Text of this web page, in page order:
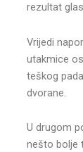
rezultat
Vrijedi
utakmice
teškog
dvorane.
U drugom
nešto bolje